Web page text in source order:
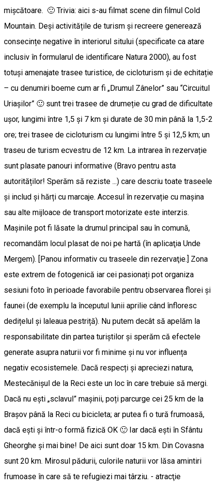
mișcătoare. 🙂 Trivia: aici s-au filmat scene din filmul Cold
Mountain. Deși activitățile de turism și recreere generează
consecințe negative în interiorul sitului (specificate ca atare
inclusiv în formularul de identificare Natura 2000), au fost
totuși amenajate trasee turistice, de cicloturism și de echitație
– cu denumiri boeme cum ar fi „Drumul Zânelor” sau “Circuitul
Uriașilor” 🙂 sunt trei trasee de drumeție cu grad de dificultate
ușor, lungimi între 1,5 și 7 km și durate de 30 min până la 1,5-2
ore; trei trasee de cicloturism cu lungimi între 5 și 12,5 km; un
traseu de turism ecvestru de 12 km. La intrarea în rezervație
sunt plasate panouri informative (Bravo pentru asta
autorităților! Sperăm să reziste ...) care descriu toate traseele
și includ și hărți cu marcaje. Accesul în rezervație cu mașina
sau alte mijloace de transport motorizate este interzis.
Mașinile pot fi lăsate la drumul principal sau în comună,
recomandăm locul plasat de noi pe hartă (în aplicaţia Unde
Mergem). [Panou informativ cu traseele din rezervaţie.] Zona
este extrem de fotogenică iar cei pasionați pot organiza
sesiuni foto în perioade favorabile pentru observarea florei și
faunei (de exemplu la începutul lunii aprilie când înfloresc
dedițelul și laleaua pestriță). Nu putem decât să apelăm la
responsabilitate din partea turiștilor și sperăm că efectele
generate asupra naturii vor fi minime și nu vor influența
negativ ecosistemele. Dacă respecți și apreciezi natura,
Mestecănișul de la Reci este un loc în care trebuie să mergi.
Dacă nu ești „sclavul” mașinii, poți parcurge cei 25 km de la
Brașov până la Reci cu bicicleta; ar putea fi o tură frumoasă,
dacă ești și într-o formă fizică OK 🙂 Iar dacă ești în Sfântu
Gheorghe și mai bine! De aici sunt doar 15 km. Din Covasna
sunt 20 km. Mirosul pădurii, culorile naturii vor lăsa amintiri
frumoase în care să te refugiezi mai târziu. - atracţie